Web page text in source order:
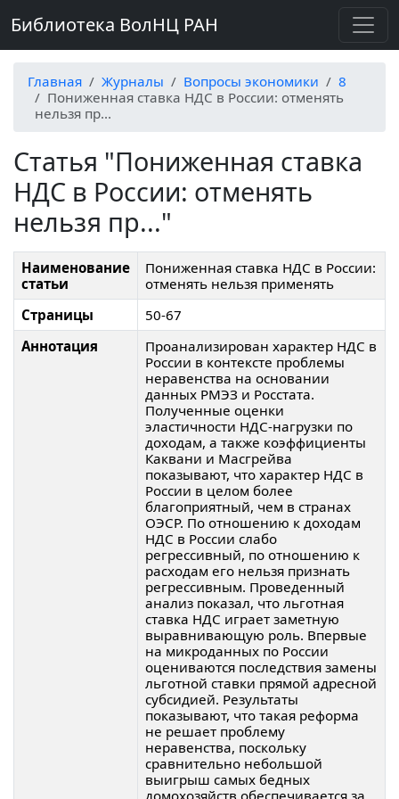
Библиотека ВолНЦ РАН
Главная Журналы Вопросы экономики
8
Пониженная ставка НДС в России: отменять
нельзя пр...
Статья "Пониженная ставка
НДС в России: отменять
нельзя пр..."
Наименование
статьи
Пониженная ставка НДС в России:
отменять нельзя применять
Страницы
50-67
Аннотация
Проанализирован характер НДС в
России в контексте проблемы
неравенства на основании
данных РМЭЗ и Росстата.
Полученные оценки
эластичности НДС-нагрузки по
доходам, а также коэффициенты
Каквани и Масгрейва
показывают, что характер НДС в
России в целом более
благоприятный, чем в странах
ОЭСР. По отношению к доходам
НДС в России слабо
регрессивный, по отношению к
расходам его нельзя признать
регрессивным. Проведенный
анализ показал, что льготная
ставка НДС играет заметную
выравнивающую роль. Впервые
на микроданных по России
оцениваются последствия замены
льготной ставки прямой адресной
субсидией. Результаты
показывают, что такая реформа
не решает проблему
неравенства, поскольку
сравнительно небольшой
выигрыш самых бедных
домохозяйств обеспечивается за